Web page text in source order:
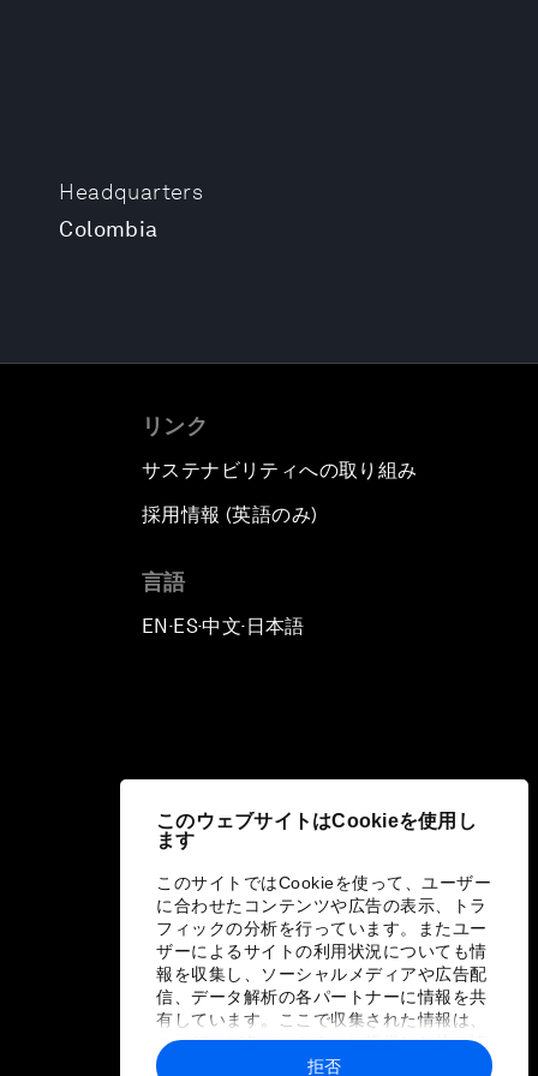
このウェブサイトはCookieを使用し
ます
このサイトではCookieを使って、ユーザー
に合わせたコンテンツや広告の表示、トラ
フィックの分析を行っています。またユー
ザーによるサイトの利用状況についても情
報を収集し、ソーシャルメディアや広告配
信、データ解析の各パートナーに情報を共
有しています。ここで収集された情報は、
ユーザーが各パートナーに提供した他の情
報や各パートナーのサービスを使用した際
拒否
Headquarters
Colombia
リンク
サステナビリティへの取り組み
採用情報 (英語のみ)
言語
EN ▪ES▪中文▪ 日本語